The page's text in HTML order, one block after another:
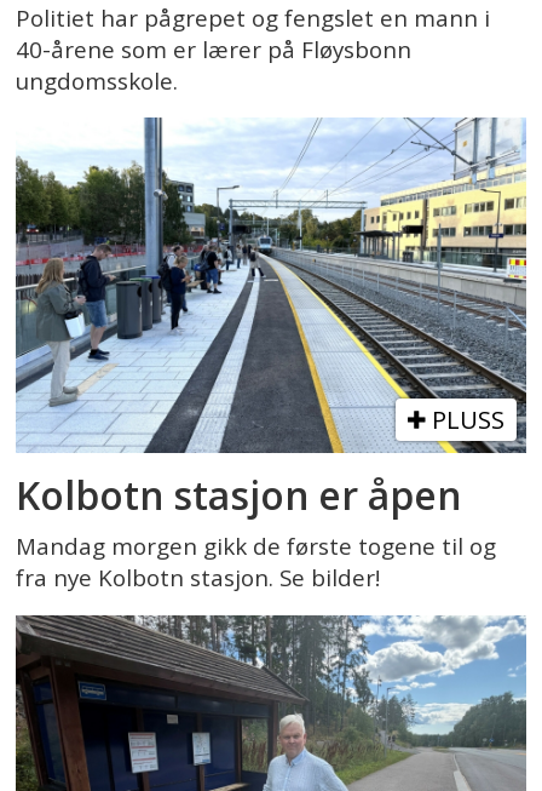
Politiet har pågrepet og fengslet en mann i
40-årene som er lærer på Fløysbonn
ungdomsskole.
PLUSS
Kolbotn stasjon er åpen
Mandag morgen gikk de første togene til og
fra nye Kolbotn stasjon. Se bilder!